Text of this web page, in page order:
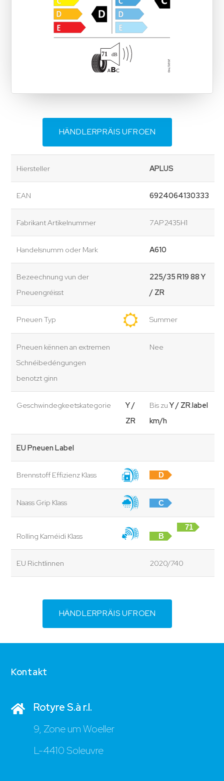
HÄNDLERPRÄIS UFROEN
Hiersteller APLUS
EAN 6924064130333
Fabrikant Artikelnummer 7AP2435H1
Handelsnumm oder Mark A610
Bezeechnung vun der
Pneuengréisst
225/35 R19 88 Y
/ ZR
Pneuen Typ Summer
Pneuen kënnen an extremen
Schnéibedéngungen
benotzt ginn
Nee
Geschwindegkeetskategorie
Y /
ZR
Bis zuY / ZR.label
km/h
EU Pneuen Label
Brennstoff Effizienz Klass D
Naass Grip Klass C
Rolling Kaméidi Klass B
71
EU Richtlinnen 2020/740
HÄNDLERPRÄIS UFROEN
Kontakt
Rotyre S.à r.l.
9, Zone um Woeller
L-4410 Soleuvre